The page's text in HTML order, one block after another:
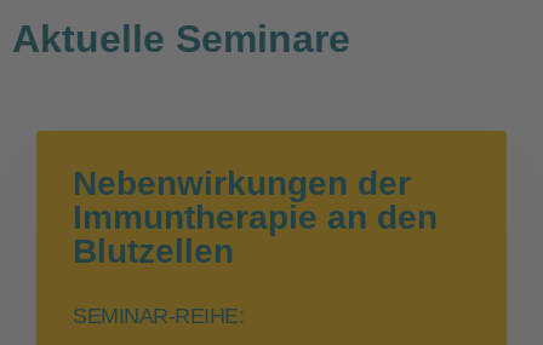
Aktuelle Seminare
Nebenwirkungen der
Immuntherapie an den
Blutzellen
SEMINAR-REIHE: